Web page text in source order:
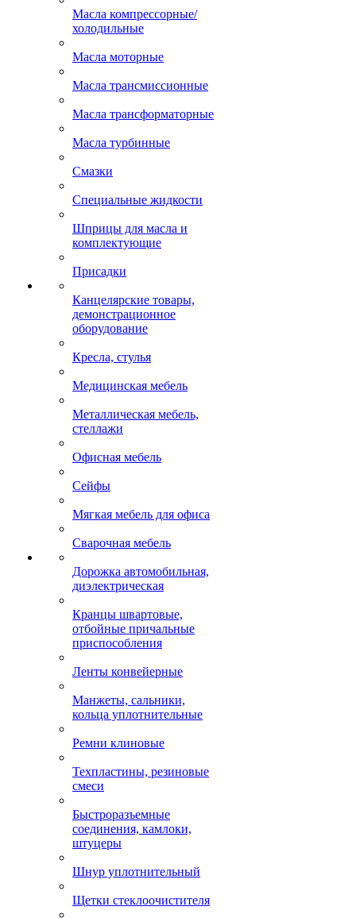
Масла компрессорные/
холодильные
Масла моторные
Масла трансмиссионные
Масла трансформаторные
Масла турбинные
Смазки
Специальные жидкости
Шприцы для масла и
комплектующие
Присадки
Канцелярские товары,
демонстрационное
оборудование
Кресла, стулья
Медицинская мебель
Металлическая мебель,
стеллажи
Офисная мебель
Сейфы
Мягкая мебель для офиса
Сварочная мебель
Дорожка автомобильная,
диэлектрическая
Кранцы швартовые,
отбойные причальные
приспособления
Ленты конвейерные
Манжеты, сальники,
кольца уплотнительные
Ремни клиновые
Техпластины, резиновые
смеси
Быстроразъемные
соединения, камлоки,
штуцеры
Шнур уплотнительный
Щетки стеклоочистителя